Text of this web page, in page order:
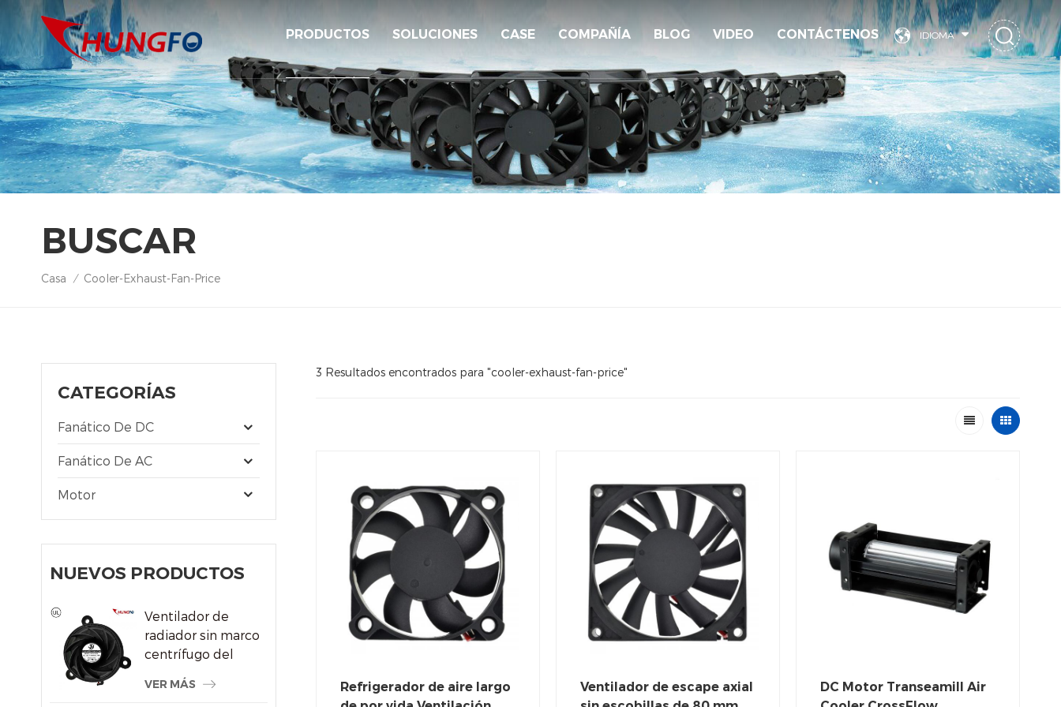
IDIOMA
PRODUCTOS SOLUCIONES CASE COMPAÑÍA BLOG VIDEO CONTÁCTENOS
BUSCAR
Casa / Cooler-Exhaust-Fan-Price
CATEGORÍAS
Fanático De DC
Fanático De AC
Motor
NUEVOS PRODUCTOS
Ventilador de
radiador sin marco
centrífugo del
refrigeración por
VER MÁS
3 Resultados encontrados para "cooler-exhaust-fan-price"
Refrigerador de aire largo
Ventilador de escape axial
DC Motor Transeamill Air